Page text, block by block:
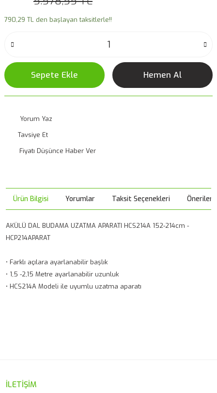
790,29 TL den başlayan taksitlerle!!
Sepete Ekle Hemen Al
Yorum Yaz
Tavsiye Et
Fiyatı Düşünce Haber Ver
Ürün Bilgisi Yorumlar Taksit Seçenekleri
AKÜLÜ DAL BUDAMA UZATMA APARATI HCS214A 152-214cm -
HCP214APARAT
• Farklı açılara ayarlanabilir başlık
• 1,5 -2,15 Metre ayarlanabilir uzunluk
• HCS214A Modeli ile uyumlu uzatma aparatı
Ürün resmi kalitesiz, bozuk veya görüntülenemiyor.
İLETİŞİM